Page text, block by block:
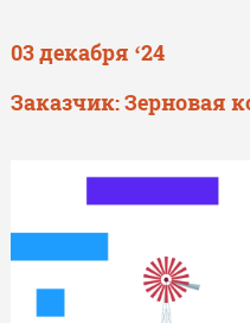
03 декабря ‘24
Заказчик: Зерновая